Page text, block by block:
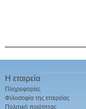
Η εταιρεία
Πληροφορίες
Φιλοσοφία της εταιρείας
Πολιτική ποιότητας